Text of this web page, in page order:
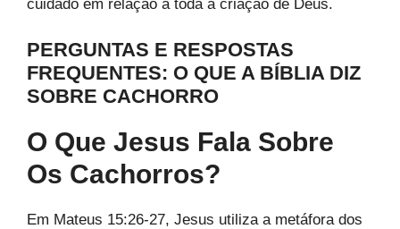
cuidado em relação a toda a criação de Deus.
PERGUNTAS E RESPOSTAS
FREQUENTES: O QUE A BÍBLIA DIZ
SOBRE CACHORRO
O Que Jesus Fala Sobre
Os Cachorros?
Em Mateus 15:26-27, Jesus utiliza a metáfora dos